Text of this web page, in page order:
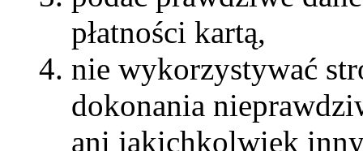
płatności kartą,
nie wykorzystywać
dokonania
ani jakichkolwiek